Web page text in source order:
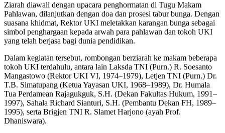
Ziarah diawali dengan upacara penghormatan di Tugu Makam
Pahlawan, dilanjutkan dengan doa dan prosesi tabur bunga. Dengan
suasana khidmat, Rektor UKI meletakkan karangan bunga sebagai
simbol penghargaan kepada arwah para pahlawan dan tokoh UKI
yang telah berjasa bagi dunia pendidikan.
Dalam kegiatan tersebut, rombongan berziarah ke makam beberapa
tokoh UKI terdahulu, antara lain Laksda TNI (Purn.) R. Soesanto
Mangastowo (Rektor UKI VI, 1974–1979), Letjen TNI (Purn.) Dr.
T.B. Simatupang (Ketua Yayasan UKI, 1968–1989), Dr. Humala
Tua Perdamean Rajagukguk, S.H. (Dekan Fakultas Hukum, 1991–
1997), Sahala Richard Sianturi, S.H. (Pembantu Dekan FH, 1989–
1995), serta Brigjen TNI R. Slamet Harjono (ayah Prof.
Dhaniswara).